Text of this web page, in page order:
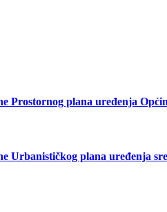
Prostornog plana uređenja
Urbanističkog plana uređenja